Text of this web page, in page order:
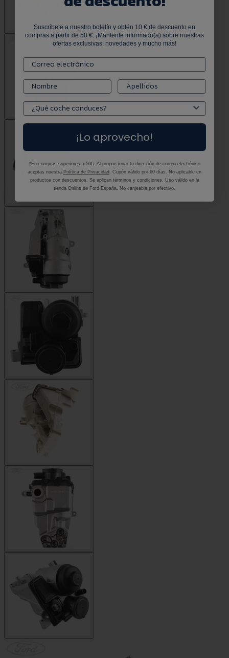
Suscríbete a nuestro boletín y obtén 10 € de descuento en
compras a partir de 50 €. ¡Mantente informado(a) sobre nuestras
ofertas exclusivas, novedades y mucho más!
¡Lo aprovecho!
*En compras superiores a 50€. Al proporcionar tu dirección de correo electrónico
aceptas nuestra Política de Privacidad . Cupón válido por 60 días. No aplicable en
productos con descuentos. Se aplican términos y condiciones. Uso válido en la
tienda Online de Ford España. No canjeable por efectivo.